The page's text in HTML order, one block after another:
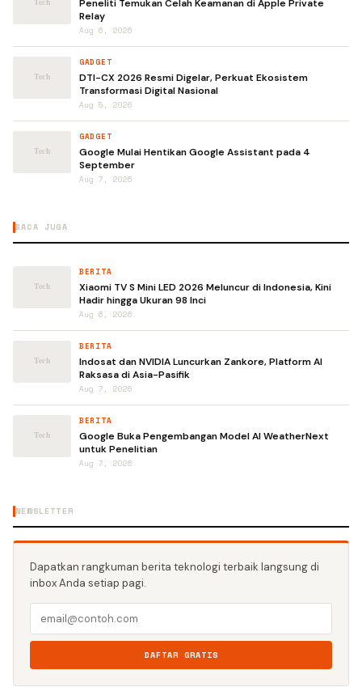
Peneliti Temukan Celah Keamanan di Apple Private
Relay
Aug 6, 2026
GADGET
DTI-CX 2026 Resmi Digelar, Perkuat Ekosistem
Transformasi Digital Nasional
Aug 5, 2026
GADGET
Google Mulai Hentikan Google Assistant pada 4
September
Aug 7, 2026
BACA JUGA
BERITA
Xiaomi TV S Mini LED 2026 Meluncur di Indonesia, Kini
Hadir hingga Ukuran 98 Inci
Aug 6, 2026
BERITA
Indosat dan NVIDIA Luncurkan Zankore, Platform AI
Raksasa di Asia-Pasifik
Aug 7, 2026
BERITA
Google Buka Pengembangan Model AI WeatherNext
untuk Penelitian
Aug 7, 2026
NEWSLETTER
Dapatkan rangkuman berita teknologi terbaik langsung di
inbox Anda setiap pagi.
DAFTAR GRATIS